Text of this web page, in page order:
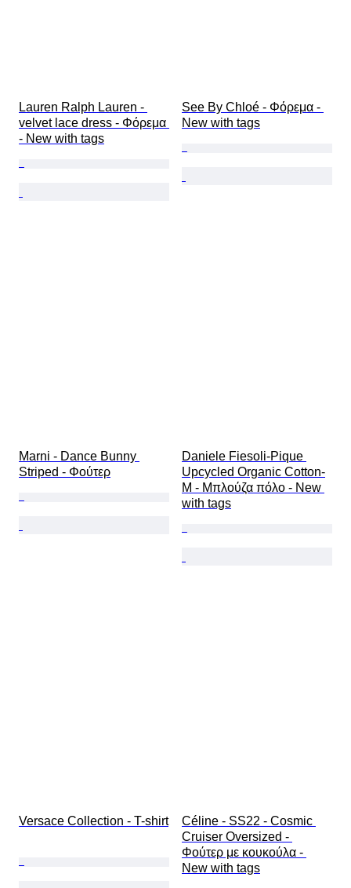
Lauren Ralph Lauren -
velvet lace dress - Φόρεμα
- New with tags
See By Chloé - Φόρεμα -
New with tags
Marni - Dance Bunny
Striped - Φούτερ
Daniele Fiesoli-Pique
Upcycled Organic Cotton-
M - Μπλούζα πόλο - New
with tags
Versace Collection - T-shirt
Céline - SS22 - Cosmic
Cruiser Oversized -
Φούτερ με κουκούλα -
New with tags